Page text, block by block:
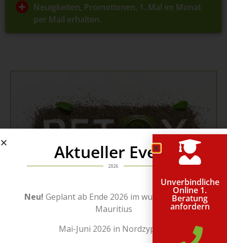
Neuigkeiten, Promotionen, 1. Mal im Monat
per Mail erhalten.
Nutzen Sie...
Aktueller Event
2026
Neu! Geplant ab Ende 2026 im wunderschönen
Mauritius
Mai-Juni 2026 in Nordzypern
Unverbindliche
Online 1.
Beratung
anfordern